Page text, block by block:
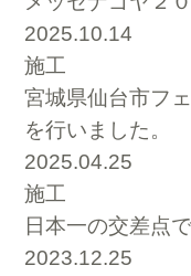
2025.10.14
施工
宮城県仙台市フ
を行いました。
2025.04.25
施工
日本一の交差点
2023.12.25